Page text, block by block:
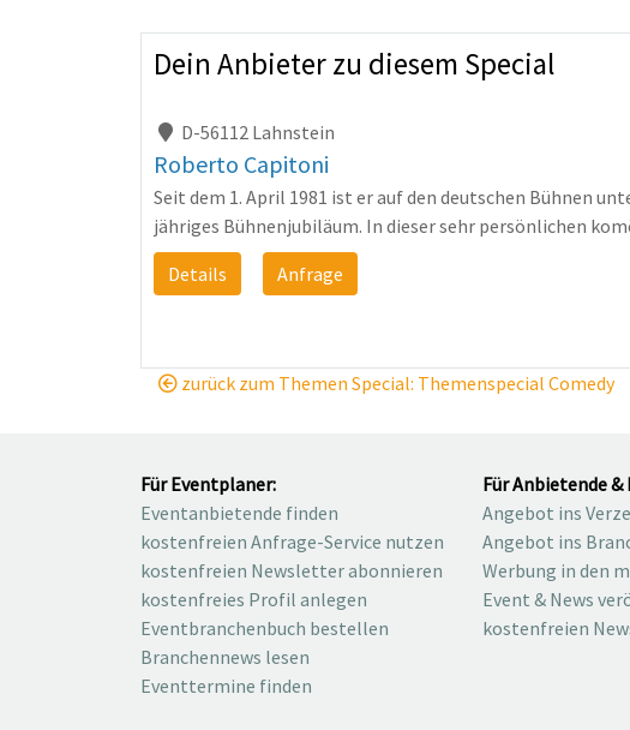
Dein Anbieter zu diesem Special
D-56112 Lahnstein
Roberto Capitoni
Seit dem 1. April 1981 ist er auf den deutschen Bühnen
jähriges Bühnenjubiläum. In dieser sehr persönlichen
Details
Anfrage
zurück zum Themen Special: Themenspecial Comedy
Für Eventplaner:
Eventanbietende finden
kostenfreien Anfrage-Service nutzen
kostenfreien Newsletter abonnieren
kostenfreies Profil anlegen
Eventbranchenbuch bestellen
Branchennews lesen
Eventtermine finden
Für Anbietende
Angebot ins
Angebot ins
Werbung in den
Event & News
kostenfreien